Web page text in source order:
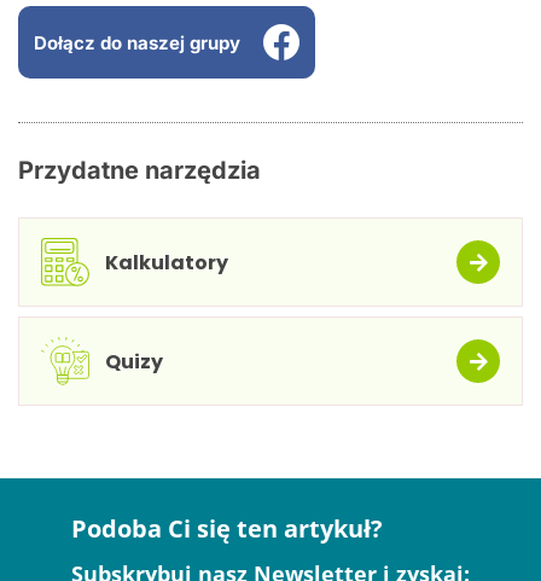
Dołącz do naszej grupy
Przydatne narzędzia
Kalkulatory
Quizy
Podoba Ci się ten artykuł?
Subskrybuj nasz Newsletter i zyskaj: